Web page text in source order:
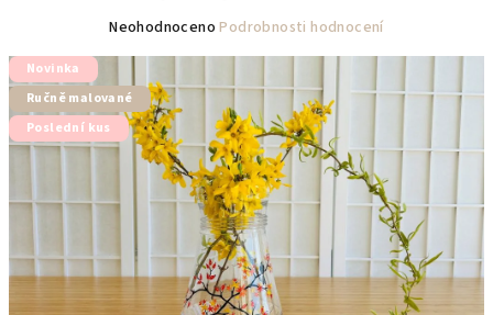
Průměrné
je
0,0
z
hvězdiček.
Neohodnoceno Podrobnosti hodnocení
Novinka
Ručně malované
Poslední kus